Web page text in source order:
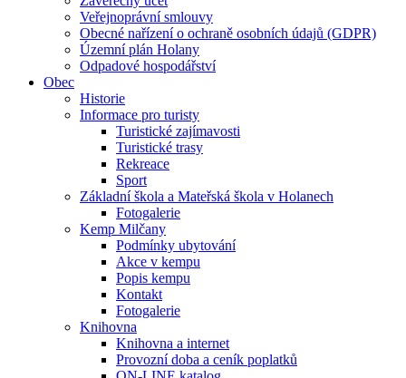
Veřejnoprávní smlouvy
Obecné nařízení o ochraně osobních údajů (GDPR)
Územní plán Holany
Odpadové hospodářství
Obec
Historie
Informace pro turisty
Turistické zajímavosti
Turistické trasy
Rekreace
Sport
Základní škola a Mateřská škola v Holanech
Fotogalerie
Kemp Milčany
Podmínky ubytování
Akce v kempu
Popis kempu
Kontakt
Fotogalerie
Knihovna
Knihovna a internet
Provozní doba a ceník poplatků